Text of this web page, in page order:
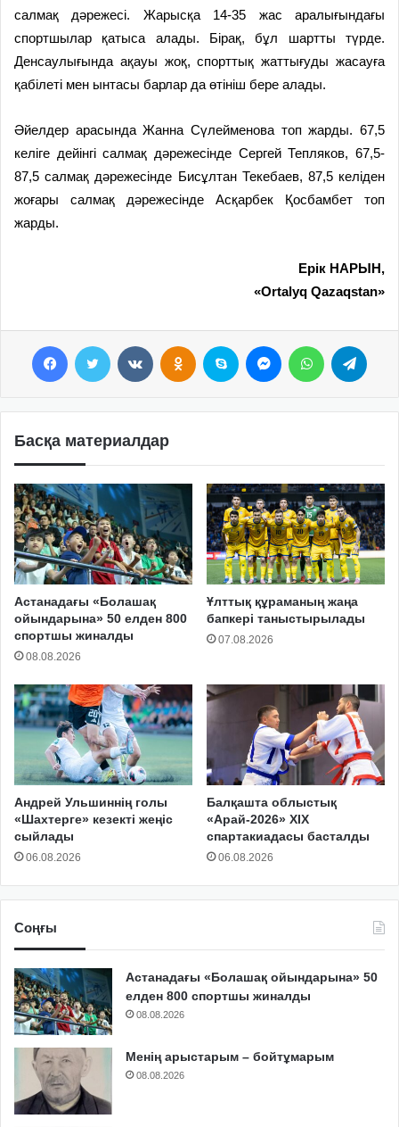
салмақ дәрежесі. Жарысқа 14-35 жас аралығындағы
спортшылар қатыса алады. Бірақ, бұл шартты түрде.
Денсаулығында ақауы жоқ, спорттық жаттығуды жасауға
қабілеті мен ынтасы барлар да өтініш бере алады.
Әйелдер арасында Жанна Сүлейменова топ жарды. 67,5
келіге дейінгі салмақ дәрежесінде Сергей Тепляков, 67,5-
87,5 салмақ дәрежесінде Бисұлтан Текебаев, 87,5 келіден
жоғары салмақ дәрежесінде Асқарбек Қосбамбет топ
жарды.
Ерік НАРЫН,
«Ortalyq Qazaqstan»
Басқа материалдар
Астанадағы «Болашақ
ойындарына» 50 елден 800
спортшы жиналды
08.08.2026
Ұлттық құраманың жаңа
бапкері таныстырылады
07.08.2026
Андрей Ульшиннің голы
«Шахтерге» кезекті жеңіс
сыйлады
06.08.2026
Балқашта облыстық
«Арай-2026» XIX
спартакиадасы басталды
06.08.2026
Соңғы
Астанадағы «Болашақ ойындарына» 50
елден 800 спортшы жиналды
08.08.2026
Менің арыстарым – бойтұмарым
08.08.2026